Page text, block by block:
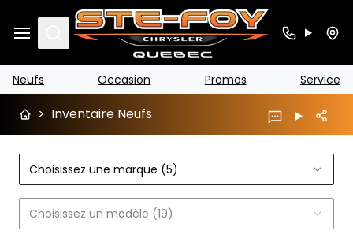
Search
Neufs Occasion Promos Service
> Inventaire Neufs
Choisissez une marque (5)
Choisissez un modèle (19)